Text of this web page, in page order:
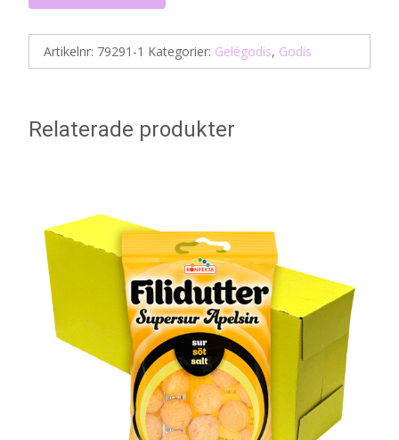
Artikelnr: 79291-1 Kategorier: Gelégodis, Godis
Relaterade produkter